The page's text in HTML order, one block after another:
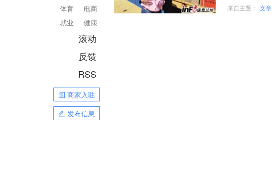
电商
健康
体育
就业
滚动
反馈
RSS
商家入驻
发布信息
来自主题： 文章